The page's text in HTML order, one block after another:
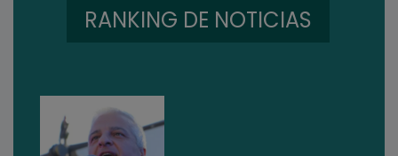
RANKING DE NOTICIAS